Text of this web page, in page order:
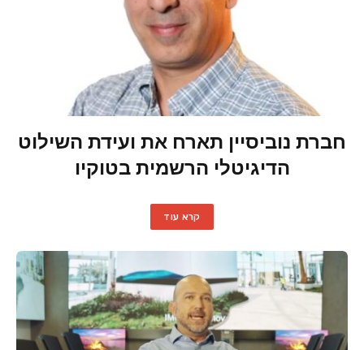
חברת נוביסיין תארח את ועידת השילוט
הדיגיטלי הרשמית בטוקיו
קרא עוד